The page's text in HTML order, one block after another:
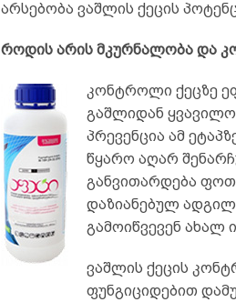
არსებობა ვაშლის ქეცის
როდის არის მკურნალობა და
კონტროლი ქეცზე
გაშლიდან
პრევენცია ამ
წყარო აღარ
განვითარდება
დაზიანებულ
გამოიწვევენ ახალ
ვაშლის ქეცის
ფუნგიციდებით